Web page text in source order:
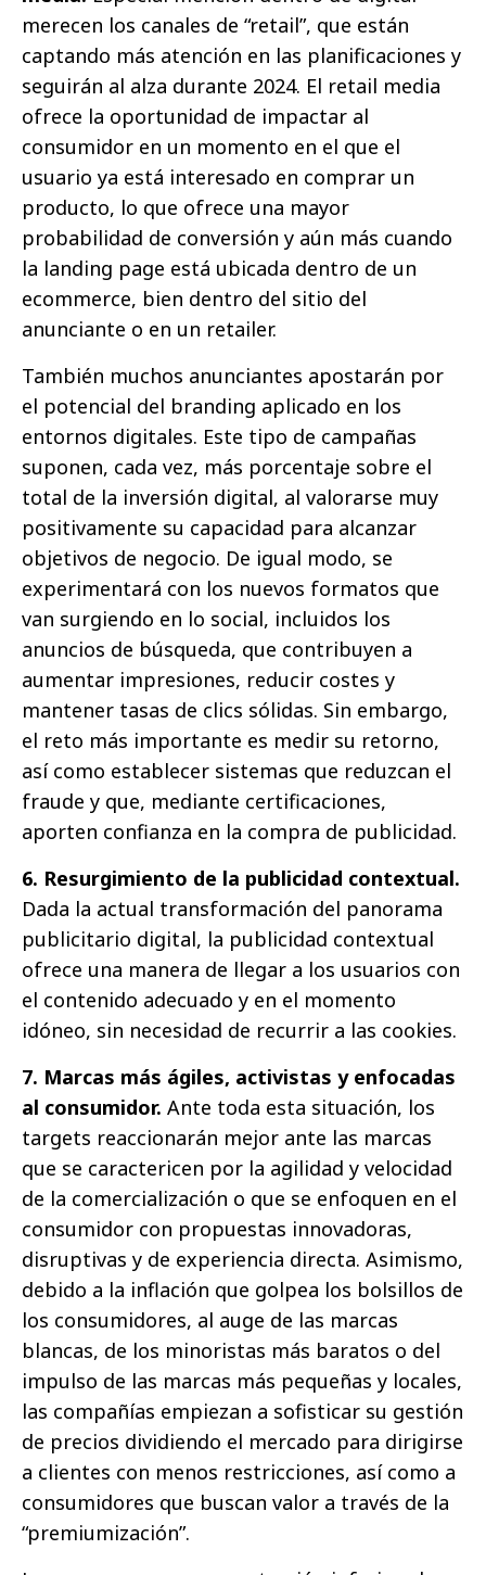
merecen los canales de “retail”, que están
captando más atención en las planificaciones y
seguirán al alza durante 2024. El retail media
ofrece la oportunidad de impactar al
consumidor en un momento en el que el
usuario ya está interesado en comprar un
producto, lo que ofrece una mayor
probabilidad de conversión y aún más cuando
la landing page está ubicada dentro de un
ecommerce, bien dentro del sitio del
anunciante o en un retailer.
También muchos anunciantes apostarán por
el potencial del branding aplicado en los
entornos digitales. Este tipo de campañas
suponen, cada vez, más porcentaje sobre el
total de la inversión digital, al valorarse muy
positivamente su capacidad para alcanzar
objetivos de negocio. De igual modo, se
experimentará con los nuevos formatos que
van surgiendo en lo social, incluidos los
anuncios de búsqueda, que contribuyen a
aumentar impresiones, reducir costes y
mantener tasas de clics sólidas. Sin embargo,
el reto más importante es medir su retorno,
así como establecer sistemas que reduzcan el
fraude y que, mediante certificaciones,
aporten confianza en la compra de publicidad.
6. Resurgimiento de la publicidad contextual.
Dada la actual transformación del panorama
publicitario digital, la publicidad contextual
ofrece una manera de llegar a los usuarios con
el contenido adecuado y en el momento
idóneo, sin necesidad de recurrir a las cookies.
7. Marcas más ágiles, activistas y enfocadas
al consumidor. Ante toda esta situación, los
targets reaccionarán mejor ante las marcas
que se caractericen por la agilidad y velocidad
de la comercialización o que se enfoquen en el
consumidor con propuestas innovadoras,
disruptivas y de experiencia directa. Asimismo,
debido a la inflación que golpea los bolsillos de
los consumidores, al auge de las marcas
blancas, de los minoristas más baratos o del
impulso de las marcas más pequeñas y locales,
las compañías empiezan a sofisticar su gestión
de precios dividiendo el mercado para dirigirse
a clientes con menos restricciones, así como a
consumidores que buscan valor a través de la
“premiumización”.